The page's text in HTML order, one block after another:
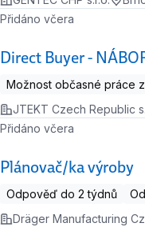
Direct Buyer -
Přidáno včera
Možnost občasné práce
JTEKT Czech Republic
Plánovač/ka výroby
Přidáno včera
Odpověď do 2 týdnů
Dräger Manufacturing